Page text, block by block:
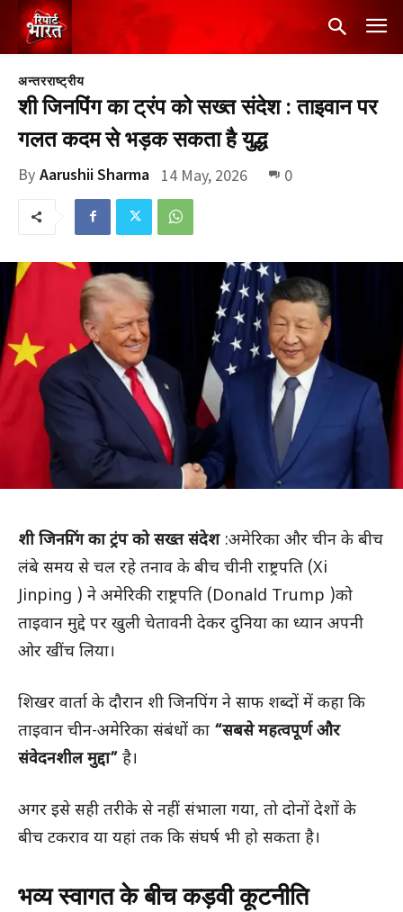
अन्तरराष्ट्रीय
शी जिनपिंग का ट्रंप को सख्त संदेश : ताइवान पर
गलत कदम से भड़क सकता है युद्ध
By Aarushii Sharma 14 May, 2026 0
शी जिनपिंग का ट्रंप को सख्त संदेश :अमेरिका और चीन के बीच
लंबे समय से चल रहे तनाव के बीच चीनी राष्ट्रपति (Xi
Jinping ) ने अमेरिकी राष्ट्रपति (Donald Trump )को
ताइवान मुद्दे पर खुली चेतावनी देकर दुनिया का ध्यान अपनी
ओर खींच लिया।
शिखर वार्ता के दौरान शी जिनपिंग ने साफ शब्दों में कहा कि
ताइवान चीन-अमेरिका संबंधों का “सबसे महत्वपूर्ण और
संवेदनशील मुद्दा” है।
अगर इसे सही तरीके से नहीं संभाला गया, तो दोनों देशों के
बीच टकराव या यहां तक कि संघर्ष भी हो सकता है।
भव्य स्वागत के बीच कड़वी कूटनीति